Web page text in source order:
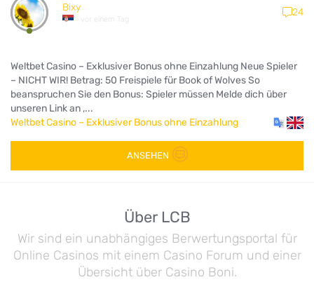
Bixy
vor einem Tag
24
Weltbet Casino – Exklusiver Bonus ohne Einzahlung Neue Spieler
– NICHT WIR! Betrag: 50 Freispiele für Book of Wolves So
beanspruchen Sie den Bonus: Spieler müssen Melde dich über
unseren Link an ,...
Weltbet Casino – Exklusiver Bonus ohne Einzahlung
ANSEHEN
Über LCB
Wir sind ein unabhängiges Berwertungsportal für
Online Casinos mit einem Casino Forum und einer
Übersicht über Casino Boni.